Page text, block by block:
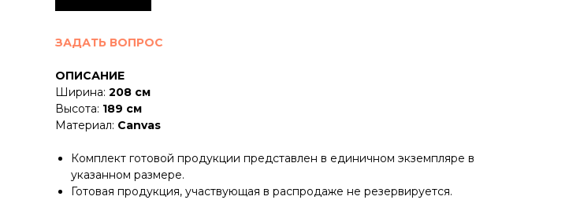
ЗАДАТЬ ВОПРОС
ОПИСАНИЕ
Ширина: 208 см
Высота: 189 см
Материал: Canvas
Комплект готовой продукции представлен в единичном экземпляре в
указанном размере.
Готовая продукция, участвующая в распродаже не резервируется.